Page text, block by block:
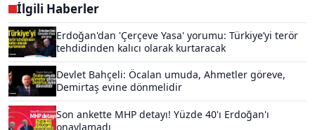
İlgili Haberler
Erdoğan'dan 'Çerçeve Yasa' yorumu: Türkiye’yi terör
tehdidinden kalıcı olarak kurtaracak
Devlet Bahçeli: Öcalan umuda, Ahmetler göreve,
Demirtaş evine dönmelidir
Son ankette MHP detayı! Yüzde 40'ı Erdoğan'ı
onaylamadı